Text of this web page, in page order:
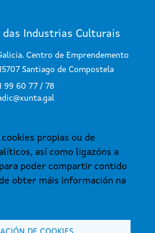
propias ou de
así como ligazóns a
poder compartir contido
obter máis información na
das Industrias Culturais
Centro de Emprendemento
Santiago de Compostela
99 60 77 / 78
AO BOLETÍN